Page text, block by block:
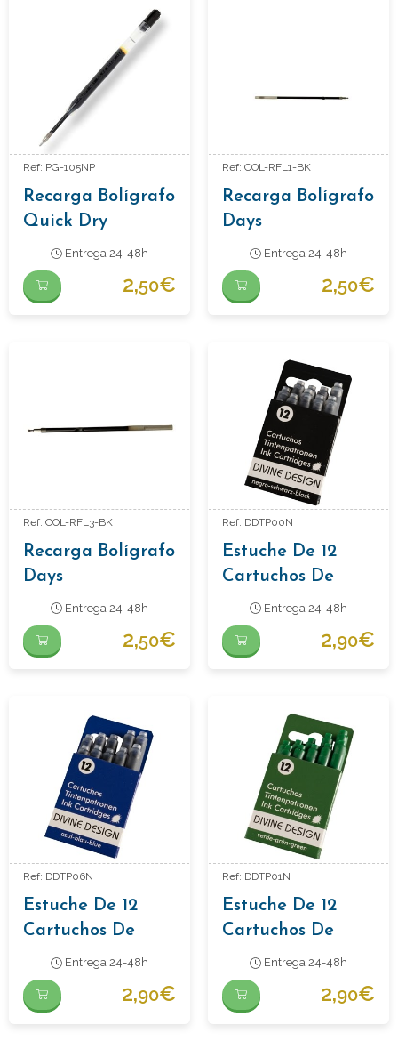
Ref: PG-105NP
Recarga Bolígrafo
Quick Dry
Entrega 24-48h
2,50€
Ref: COL-RFL1-BK
Recarga Bolígrafo
Days
Entrega 24-48h
2,50€
Ref: COL-RFL3-BK
Recarga Bolígrafo
Days
Entrega 24-48h
2,50€
Ref: DDTP00N
Estuche De 12
Cartuchos De
Tinta Color Negro
Entrega 24-48h
2,90€
Ref: DDTP06N
Estuche De 12
Cartuchos De
Tinta Color Azul
Entrega 24-48h
2,90€
Ref: DDTP01N
Estuche De 12
Cartuchos De
Tinta Color Verde
Entrega 24-48h
2,90€